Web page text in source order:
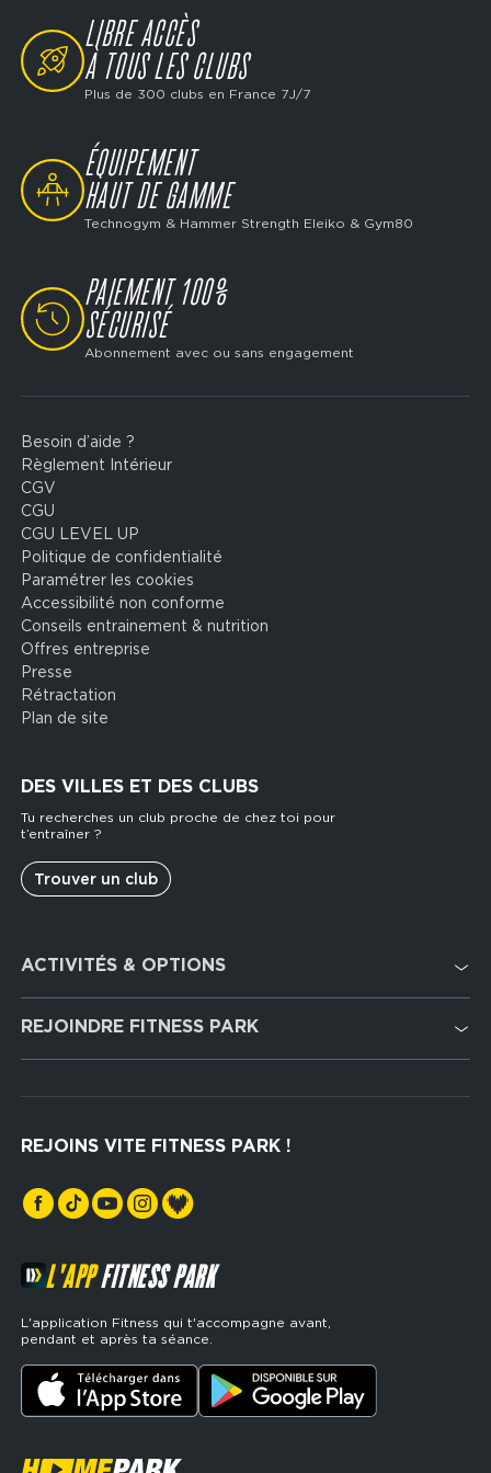
SVG
LIBRE ACCÈS
À TOUS LES CLUBS
Plus de 300 clubs en France 7J/7
SVG
ÉQUIPEMENT
HAUT DE GAMME
Technogym & Hammer Strength Eleiko & Gym80
SVG
PAIEMENT 100%
SÉCURISÉ
Abonnement avec ou sans engagement
Footer
legal
Besoin d’aide ?
Règlement Intérieur
CGV
CGU
CGU LEVEL UP
Politique de confidentialité
Paramétrer les cookies
Accessibilité non conforme
Conseils entrainement & nutrition
Offres entreprise
Presse
Rétractation
Plan de site
DES VILLES ET DES CLUBS
Tu recherches un club proche de chez toi pour
t’entraîner ?
Trouver un club
services
ACTIVITÉS & OPTIONS
Cardio Training
Musculation
Hyrox Zone
Cross Training
REJOINDRE FITNESS PARK
REJOINS VITE FITNESS PARK !
L'APPFITNESS PARK
L'application Fitness qui t'accompagne avant,
pendant et après ta séance.